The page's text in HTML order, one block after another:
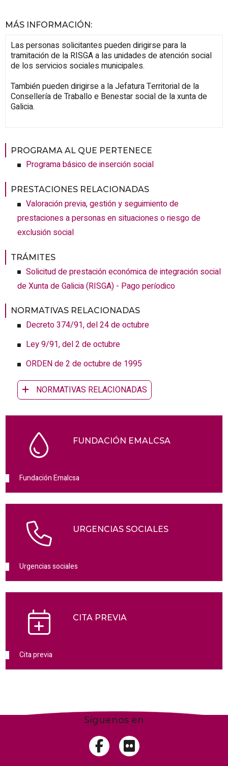
MÁS INFORMACIÓN:
Las personas solicitantes pueden dirigirse para la
tramitación de la RISGA a las unidades de atención social
de los servicios sociales municipales.
También pueden dirigirse a la Jefatura Territorial de la
Consellería de Traballo e Benestar social de la xunta de
Galicia.
PROGRAMA AL QUE PERTENECE
Programa básico de inserción social
PRESTACIONES RELACIONADAS
Valoración previa, gestión y seguimiento de
prestaciones a personas en situaciones o riesgo de
exclusión social
TRÁMITES
Solicitud de prestación económica de integración social
de Xunta de Galicia (RISGA) - Pago períodico
NORMATIVAS RELACIONADAS
Decreto 374/91, del 24 de octubre
Ley 9/91, del 2 de octubre
ORDEN de 2 de octubre de 1995
NORMATIVAS RELACIONADAS
FUNDACIÓN EMALCSA
Fundación Emalcsa
URGENCIAS SOCIALES
Urgencias sociales
CITA PREVIA
Cita previa
Síguenos en